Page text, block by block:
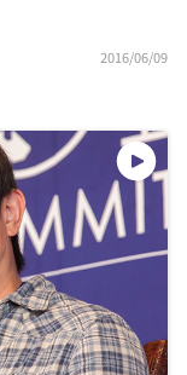
2016/06/09